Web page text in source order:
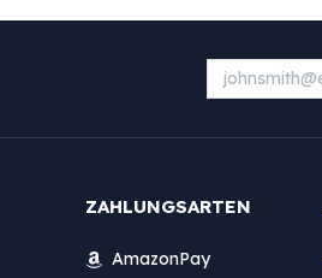
ZAHLUNGSARTEN
AmazonPay